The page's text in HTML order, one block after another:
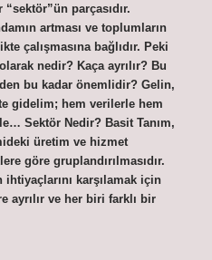
parçasıdır.
artması ve toplumların
çalışmasına bağlıdır. Peki
nedir? Kaça ayrılır? Bu
bu kadar önemlidir? Gelin,
gidelim; hem verilerle hem
Sektör Nedir? Basit Tanım,
üretim ve hizmet
göre gruplandırılmasıdır.
karşılamak için
ayrılır ve her biri farklı bir